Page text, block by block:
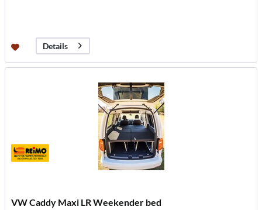
Details
VW Caddy Maxi LR Weekender bed